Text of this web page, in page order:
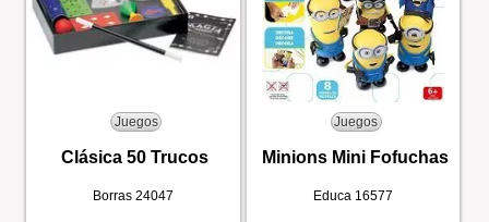
Juegos
Clásica 50 Trucos
Borras 24047
Juegos
Minions Mini Fofuchas
Educa 16577